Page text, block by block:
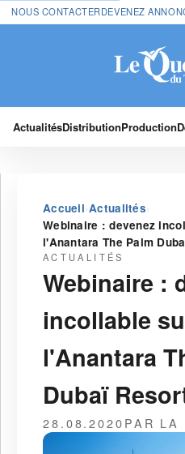
NOUS CONTACTERDEVENEZ
ActualitésDistributionProduction
Accueil›Actualités›
Webinaire : devenez
l'Anantara The Palm
ACTUALITÉS
Webinaire :
incollable
l'Anantara
Dubaï
28.08.2020PAR LA